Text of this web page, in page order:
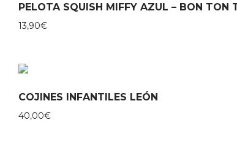
PELOTA SQUISH MIFFY AZUL – BON TON
13,90€
COJINES INFANTILES LEÓN
40,00€